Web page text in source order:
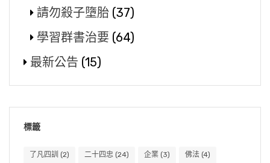
請勿殺子墮胎 (37)
學習群書治要 (64)
最新公告 (15)
標籤
了凡四訓 (2) 二十四忠 (24) 企業 (3) 佛法 (4)